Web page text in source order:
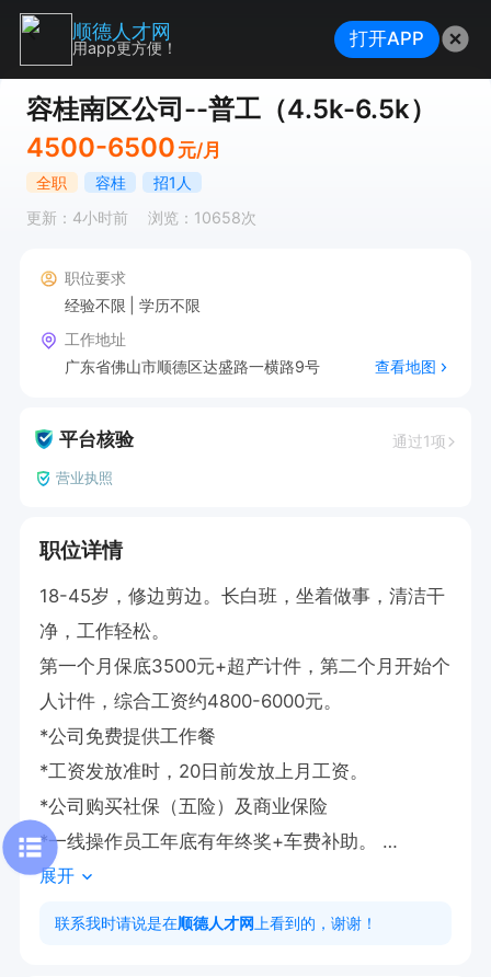
容桂南区公司--普工（4.5k-6.5k）
4500-6500 元/月
全职 容桂
招1人
更新：4小时前
浏览：10658次
职位要求
经验不限
学历不限
工作地址
广东省佛山市顺德区达盛路一横路9号
查看地图
平台核验 通过1项
营业执照
职位详情
18-45岁，修边剪边。长白班，坐着做事，清洁干
净，工作轻松。
第一个月保底3500元+超产计件，第二个月开始个
人计件，综合工资约4800-6000元。
*公司免费提供工作餐
*工资发放准时，20日前发放上月工资。
*公司购买社保（五险）及商业保险
*一线操作员工年底有年终奖+车费补助。
*公司设有全勤奖、工龄奖、夜宵补助、节日慰
问、年会抽奖等福利。
展开
联系我时请说是在顺德人才网 上看到的，谢谢！
顺德人才网
用app更方便！ 打开APP